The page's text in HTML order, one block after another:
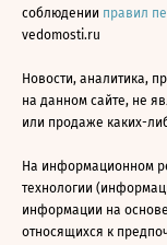
соблюдении правил
vedomosti.ru
Новости, аналитика,
на данном сайте, не
или продаже каких-
На информационном
технологии
информации на
относящихся к